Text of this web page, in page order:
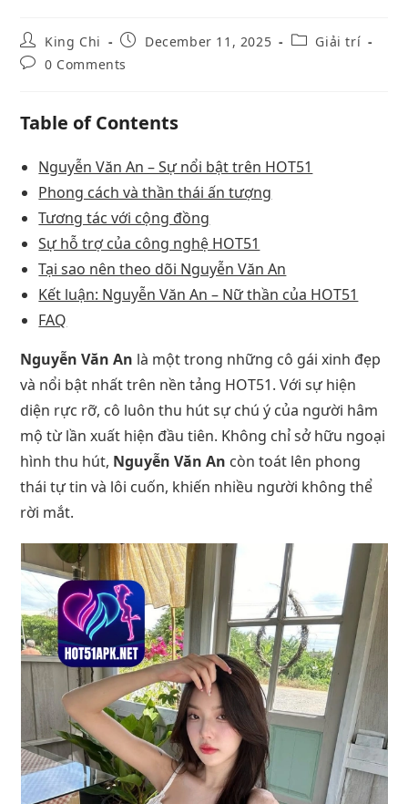
King Chi December 11, 2025
Giải trí
0 Comments
Table of Contents
Nguyễn Văn An – Sự nổi bật trên HOT51
Phong cách và thần thái ấn tượng
Tương tác với cộng đồng
Sự hỗ trợ của công nghệ HOT51
Tại sao nên theo dõi Nguyễn Văn An
Kết luận: Nguyễn Văn An – Nữ thần của HOT51
FAQ
Nguyễn Văn An là một trong những cô gái xinh đẹp
và nổi bật nhất trên nền tảng HOT51. Với sự hiện
diện rực rỡ, cô luôn thu hút sự chú ý của người hâm
mộ từ lần xuất hiện đầu tiên. Không chỉ sở hữu ngoại
hình thu hút, Nguyễn Văn An còn toát lên phong
thái tự tin và lôi cuốn, khiến nhiều người không thể
rời mắt.